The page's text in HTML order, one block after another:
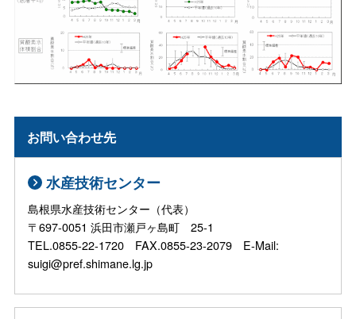
お問い合わせ先
水産技術センター
島根県水産技術センター（代表）
〒697-0051 浜田市瀬戸ヶ島町 25-1
TEL.0855-22-1720 FAX.0855-23-2079 E-Mail:
suigi@pref.shimane.lg.jp